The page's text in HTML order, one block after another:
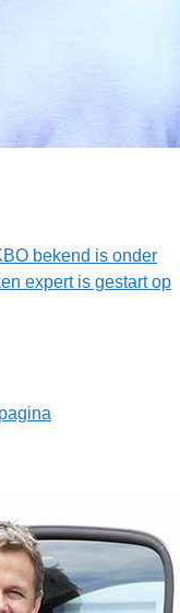
bekend is onder
expert is gestart op